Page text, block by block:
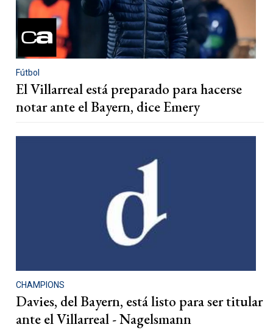
Fútbol
El Villarreal está preparado para hacerse
notar ante el Bayern, dice Emery
CHAMPIONS
Davies, del Bayern, está listo para ser titular
ante el Villarreal - Nagelsmann